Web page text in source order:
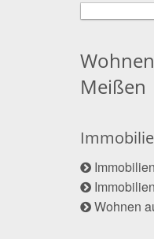
Meißen
Wohnen